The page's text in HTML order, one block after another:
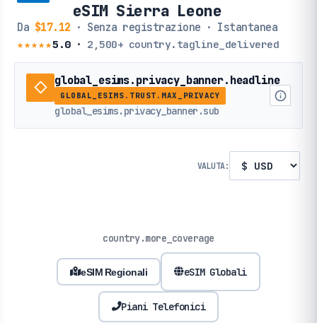
eSIM Sierra Leone
Da $17.12 · Senza registrazione · Istantanea
★★★★★5.0· 2,500+ country.tagline_delivered
global_esims.privacy_banner.headline
GLOBAL_ESIMS.TRUST.MAX_PRIVACY
global_esims.privacy_banner.sub
VALUTA:
country.more_coverage
eSIM Regionali eSIM Globali
Piani Telefonici